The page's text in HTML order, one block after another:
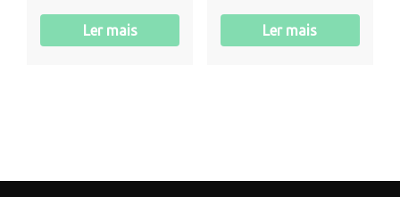
Ler mais Ler mais